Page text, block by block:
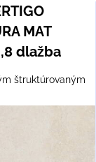
MAT
dlažba
štruktúrovaným